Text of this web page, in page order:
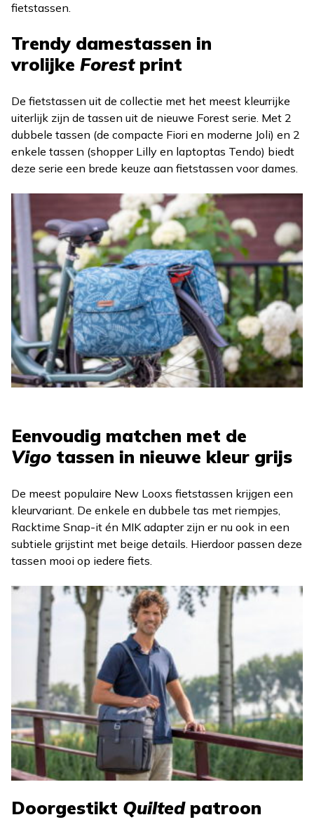
fietstassen.
Trendy damestassen in
vrolijke Forestprint
De fietstassen uit de collectie met het meest kleurrijke
uiterlijk zijn de tassen uit de nieuwe Forest serie. Met 2
dubbele tassen (de compacte Fiori en moderne Joli) en 2
enkele tassen (shopper Lilly en laptoptas Tendo) biedt
deze serie een brede keuze aan fietstassen voor dames.
Eenvoudig matchen met de
Vigo tassen in nieuwe kleur grijs
De meest populaire New Looxs fietstassen krijgen een
kleurvariant. De enkele en dubbele tas met riempjes,
Racktime Snap-it én MIK adapter zijn er nu ook in een
subtiele grijstint met beige details. Hierdoor passen deze
tassen mooi op iedere fiets.
Doorgestikt Quiltedpatroon